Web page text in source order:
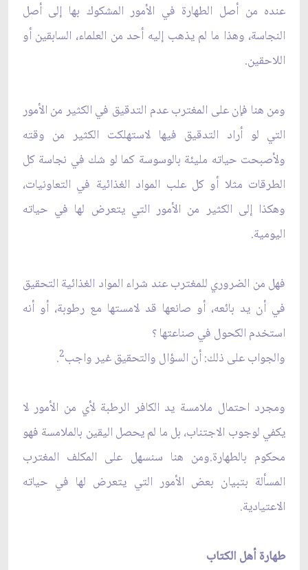
عنده من أصل الطهارة في الأمور المشكوك بها إلى أصل
النجاسة، وهذا ما لم يذهب إليه أحد من العلماء، السابقين أو
اللاحقين.
ومن هنا فإن على المغترب عدم التدقيق في الكثير من الأمور
التي لو أراد التدقيق فيها لاستهلكت الكثير من وقته
ولأصبحت حياته مليئة بالوسوسة كما لو شك في نجاسة كل
الطرقات مثلا أو كل علب المواد الغذائية في التعاونيات،
وهكذا إلى الكثير من الأمور التي يتعرض لها في حياته
اليومية.
فهل من الضروري للمغترب عند شراء المواد الغذائية التحقيق
في أن يد بائعه، أو صانعها قد لامستها مع رطوبة، أو أنه
استخدم الكحول في صناعتها ؟
والجواب على ذلك: أن السؤال والتحقيق غير واجب2
.
ومجرد احتمال ملامسة يد الكافر الرطبة لأي من الأمور لا
يكفي لوجوب الاجتناب، بل ما لم يحصل اليقين بالملامسة فهو
محكوم بالطهارة.ومن هنا سنسهل على المكلف المغترب
المسألة بتبيان بعض الأمور التي يتعرض لها في حياته
الاعتيادية.
طهارة أهل الكتاب